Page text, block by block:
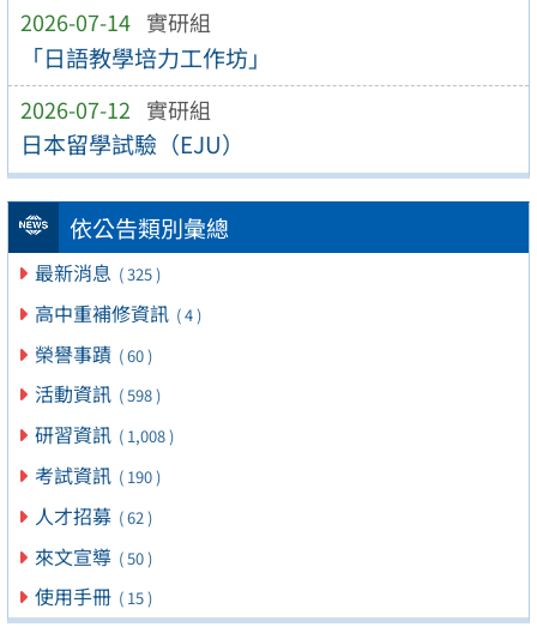
2026-07-14 實研組
「日語教學培力工作坊」
2026-07-12 實研組
日本留學試驗（EJU）
依公告類別彙總
最新消息 ( 325 )
高中重補修資訊 ( 4 )
榮譽事蹟 ( 60 )
活動資訊 ( 598 )
研習資訊 ( 1,008 )
考試資訊 ( 190 )
人才招募 ( 62 )
來文宣導 ( 50 )
使用手冊 ( 15 )